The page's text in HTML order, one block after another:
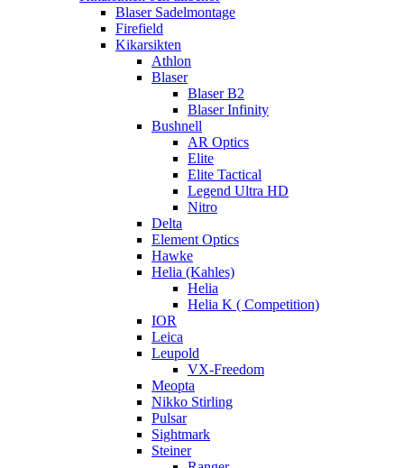
Blaser Sadelmontage
Firefield
Kikarsikten
Athlon
Blaser
Blaser B2
Blaser Infinity
Bushnell
AR Optics
Elite
Elite Tactical
Legend Ultra HD
Nitro
Delta
Element Optics
Hawke
Helia (Kahles)
Helia
Helia K ( Competition)
IOR
Leica
Leupold
VX-Freedom
Meopta
Nikko Stirling
Pulsar
Sightmark
Steiner